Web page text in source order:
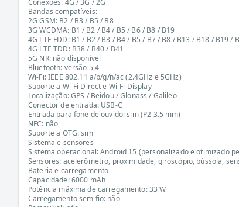
Conexões: 4G / 3G / 2G
Bandas compatíveis:
2G GSM: B2 / B3 / B5 / B8
3G WCDMA: B1 / B2 / B4 / B5 / B6 / B8 / B19
4G LTE FDD: B1 / B2 / B3 / B4 / B5 / B7 / B8 / B13 / B18 / B19 /
4G LTE TDD: B38 / B40 / B41
5G NR: não disponível
Bluetooth: versão 5.4
Wi-Fi: IEEE 802.11 a/b/g/n/ac (2.4GHz e 5GHz)
Suporte a Wi-Fi Direct e Wi-Fi Display
Localização: GPS / Beidou / Glonass / Galileo
Conector de entrada: USB-C
Entrada para fone de ouvido: sim (P2 3.5 mm)
NFC: não
Suporte a OTG: sim
Sistema e sensores
Sistema operacional: Android 15 (personalizado e otimizado
Sensores: acelerômetro, proximidade, giroscópio, bússola,
Bateria e carregamento
Capacidade: 6000 mAh
Potência máxima de carregamento: 33 W
Carregamento sem fio: não